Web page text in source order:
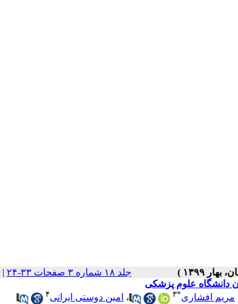
جلد ۱۸ شماره ۳ صفحات ۳۳-۲۴ |
دانشگاه علوم پزشکی
مریم افشاری*۳ ، امین دوستی ایرانی۴